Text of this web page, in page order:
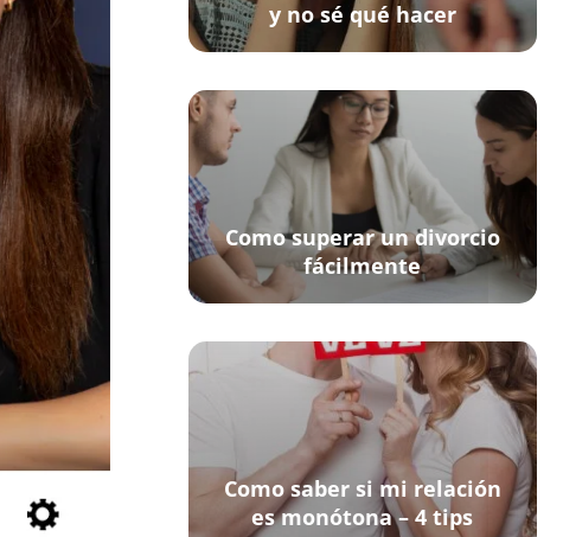
y no sé qué hacer
Como superar un divorcio
fácilmente
Como saber si mi relación
es monótona – 4 tips